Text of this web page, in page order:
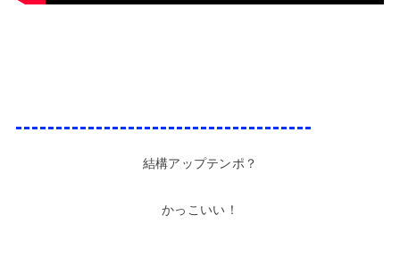
結構アップテンポ？
かっこいい！